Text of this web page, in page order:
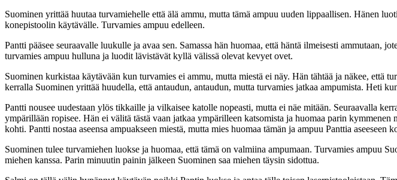
Suominen yrittää huutaa turvamiehelle että älä ammu, mutta tämä ampuu uuden lippaallisen. Hänen
konepistoolin käytävälle. Turvamies ampuu edelleen.
Pantti pääsee seuraavalle luukulle ja avaa sen. Samassa hän huomaa, että häntä ilmeisesti ammutaan,
turvamies ampuu hulluna ja luodit lävistävät kyllä välissä olevat kevyet ovet.
Suominen kurkistaa käytävään kun turvamies ei ammu, mutta miestä ei näy. Hän tähtää ja näkee,
kerralla Suominen yrittää huudella, että antaudun, antaudun, mutta turvamies jatkaa ampumista. Heti
Pantti nousee uudestaan ylös tikkaille ja vilkaisee katolle nopeasti, mutta ei näe mitään. Seuraavalla
ympärillään ropisee. Hän ei välitä tästä vaan jatkaa ympärilleen katsomista ja huomaa parin
kohti. Pantti nostaa aseensa ampuakseen miestä, mutta mies huomaa tämän ja ampuu Panttia
Suominen tulee turvamiehen luokse ja huomaa, että tämä on valmiina ampumaan. Turvamies ampuu
miehen kanssa. Parin minuutin painin jälkeen Suominen saa miehen täysin sidottua.